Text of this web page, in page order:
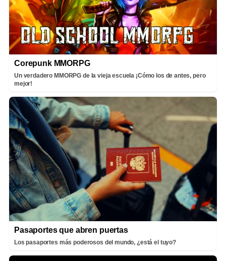
Corepunk MMORPG
Un verdadero MMORPG de la vieja escuela ¡Cómo los de antes, pero
mejor!
Pasaportes que abren puertas
Los pasaportes más poderosos del mundo, ¿está el tuyo?